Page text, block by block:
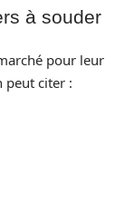
à souder
pour leur
peut citer :